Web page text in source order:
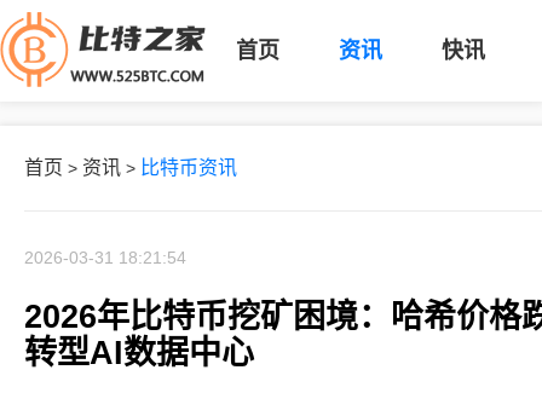
首页 资讯 快讯
首页 > 资讯 > 比特币资讯
2026-03-31 18:21:54
2026年比特币挖矿困境：哈希价格
转型AI数据中心